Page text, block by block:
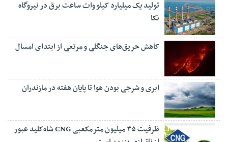
تولید یک میلیارد کیلو وات ساعت برق در نیروگاه
نکا
کاهش حریق‌های جنگلی و مرتعی از ابتدای امسال
ابری و شرجی بودن هوا تا پایان هفته در مازندران
ظرفیت ۳۵ میلیون مترمکعبی CNG شاه‌کلید عبور